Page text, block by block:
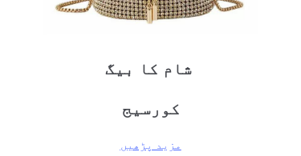
شام کا بیگ
کورسیج
مزید پڑھیں